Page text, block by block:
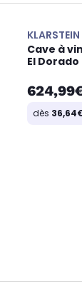
KLARSTEIN
Cave à
El
dès